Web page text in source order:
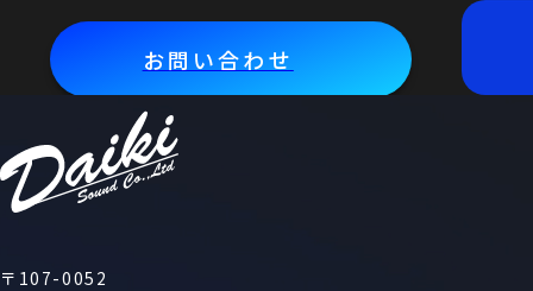
お問い合わせ
〒107-0052